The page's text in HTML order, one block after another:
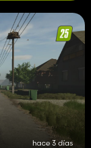
hace 3 días